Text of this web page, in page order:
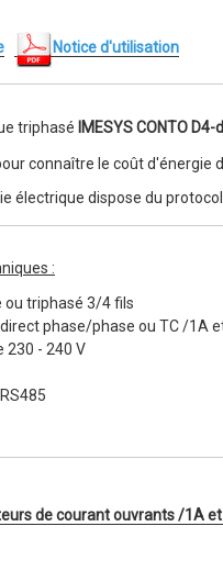
Notice d'utilisation
triphasé IMESYS CONTO D4-d
connaître le coût d'énergie
électrique dispose du
:
ou triphasé 3/4 fils
direct phase/phase ou TC /1A
230 - 240 V
de courant ouvrants /1A